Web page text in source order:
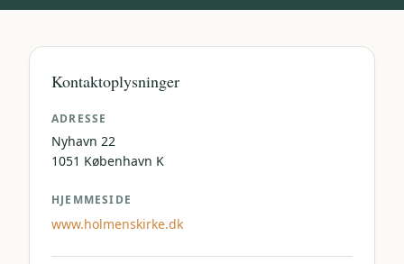
Kontaktoplysninger
ADRESSE
Nyhavn 22
1051 København K
HJEMMESIDE
www.holmenskirke.dk